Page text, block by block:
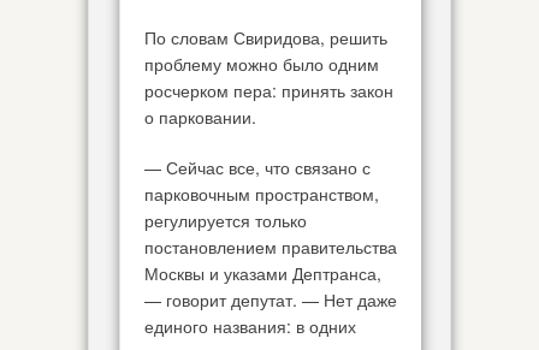
По словам Свиридова, решить
проблему можно было одним
росчерком пера: принять закон
о парковании.
— Сейчас все, что связано с
парковочным пространством,
регулируется только
постановлением правительства
Москвы и указами Дептранса,
— говорит депутат. — Нет даже
единого названия: в одних